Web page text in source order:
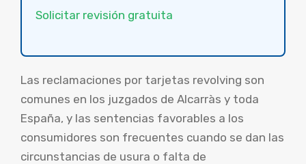
Solicitar revisión gratuita
Las reclamaciones por tarjetas revolving son
comunes en los juzgados de Alcarràs y toda
España, y las sentencias favorables a los
consumidores son frecuentes cuando se dan las
circunstancias de usura o falta de